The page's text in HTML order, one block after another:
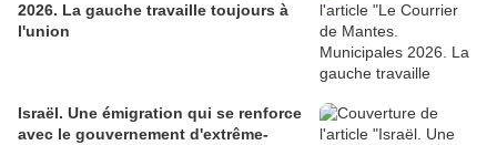
2026. La gauche travaille toujours à
l'union
Israël. Une émigration qui se renforce
avec le gouvernement d'extrême-